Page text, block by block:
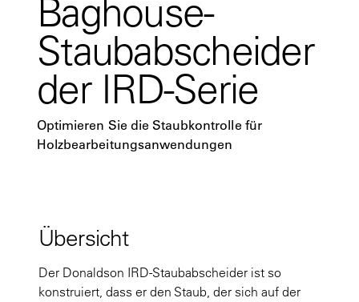
Baghouse-
Staubabscheider
der IRD-Serie
Optimieren Sie die Staubkontrolle für
Holzbearbeitungsanwendungen
Übersicht
Der Donaldson IRD-Staubabscheider ist so
konstruiert, dass er den Staub, der sich auf der